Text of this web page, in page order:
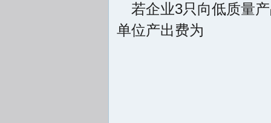
若企业3只向低质量
单位产出费为